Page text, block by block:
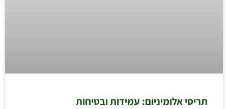
תריסי אלומיניום: עמידות ובטיחות